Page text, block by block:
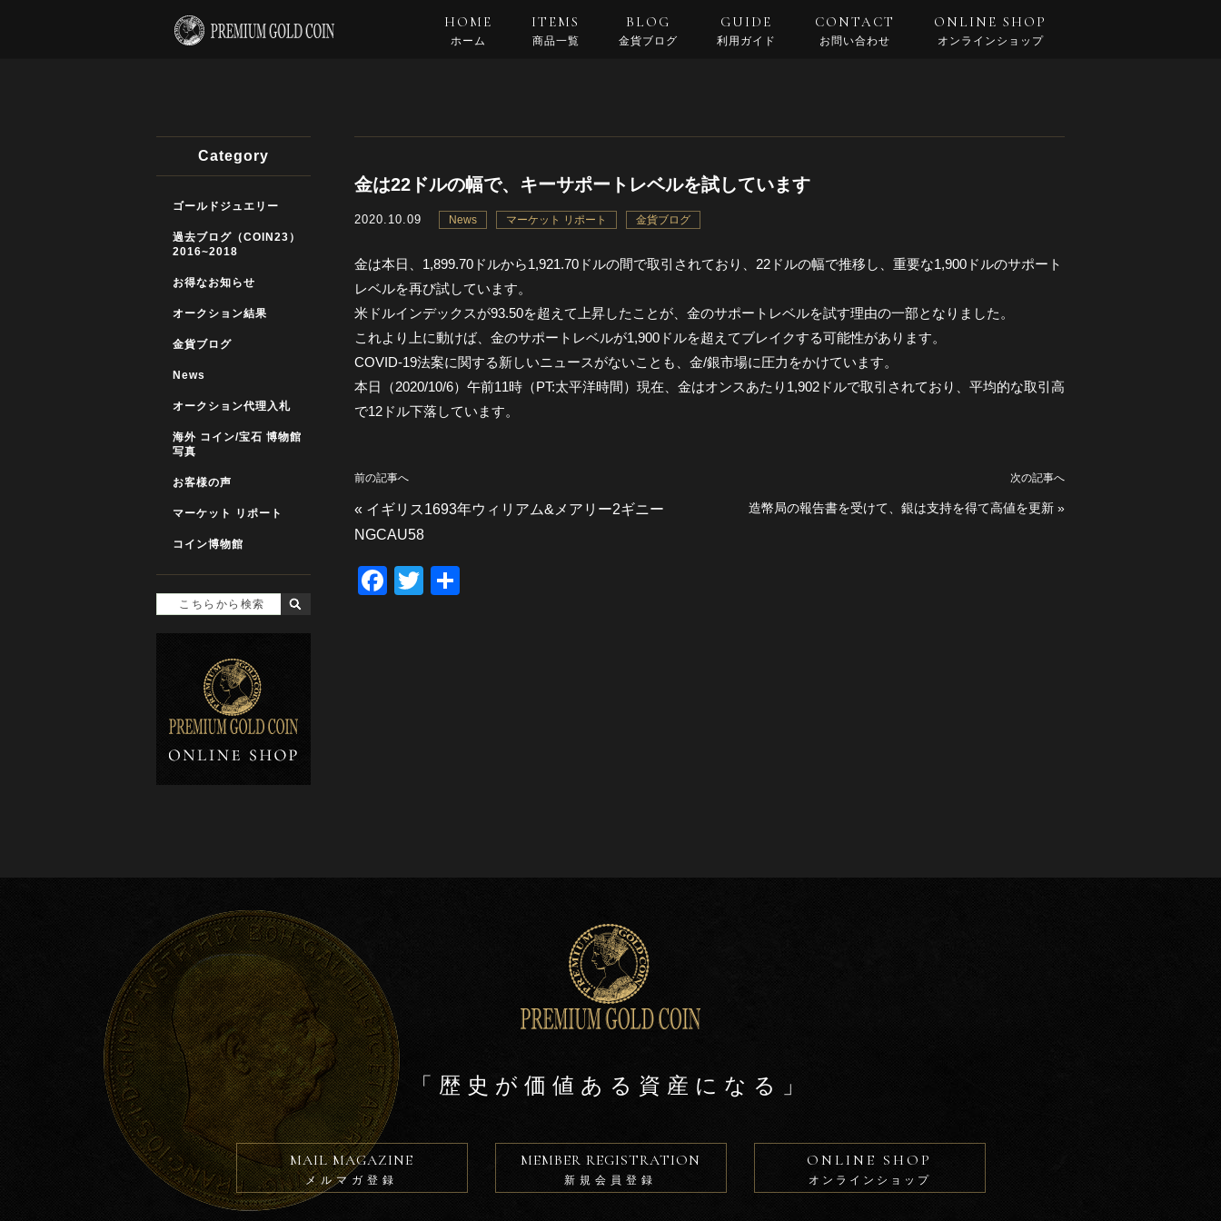
HOME
ホーム
ITEMS
商品一覧
BLOG
金貨ブログ
GUIDE
利用ガイド
CONTACT
お問い合わせ
ONLINE SHOP
オンラインショップ
金は22ドルの幅で、キーサポートレベルを試しています
2020.10.09 News マーケット リポート 金貨ブログ
金は本日、1,899.70ドルから1,921.70ドルの間で取引されており、22ドルの幅で推移し、重要な1,900ドルのサポート
レベルを再び試しています。
米ドルインデックスが93.50を超えて上昇したことが、金のサポートレベルを試す理由の一部となりました。
これより上に動けば、金のサポートレベルが1,900ドルを超えてブレイクする可能性があります。
COVID-19法案に関する新しいニュースがないことも、金/銀市場に圧力をかけています。
本日（2020/10/6）午前11時（PT:太平洋時間）現在、金はオンスあたり1,902ドルで取引されており、平均的な取引高
で12ドル下落しています。
前の記事へ
« イギリス1693年ウィリアム&メアリー2ギニー
NGCAU58
次の記事へ
造幣局の報告書を受けて、銀は支持を得て高値を更新 »
F
T
Category
ゴールドジュエリー
過去ブログ（COIN23）
2016~2018
お得なお知らせ
オークション結果
金貨ブログ
News
オークション代理入札
海外 コイン/宝石 博物館
写真
お客様の声
マーケット リポート
コイン博物館
「歴史が価値ある資産になる」
MAIL MAGAZINE
メルマガ登録
MEMBER REGISTRATION
新規会員登録
ONLINE SHOP
オンラインショップ